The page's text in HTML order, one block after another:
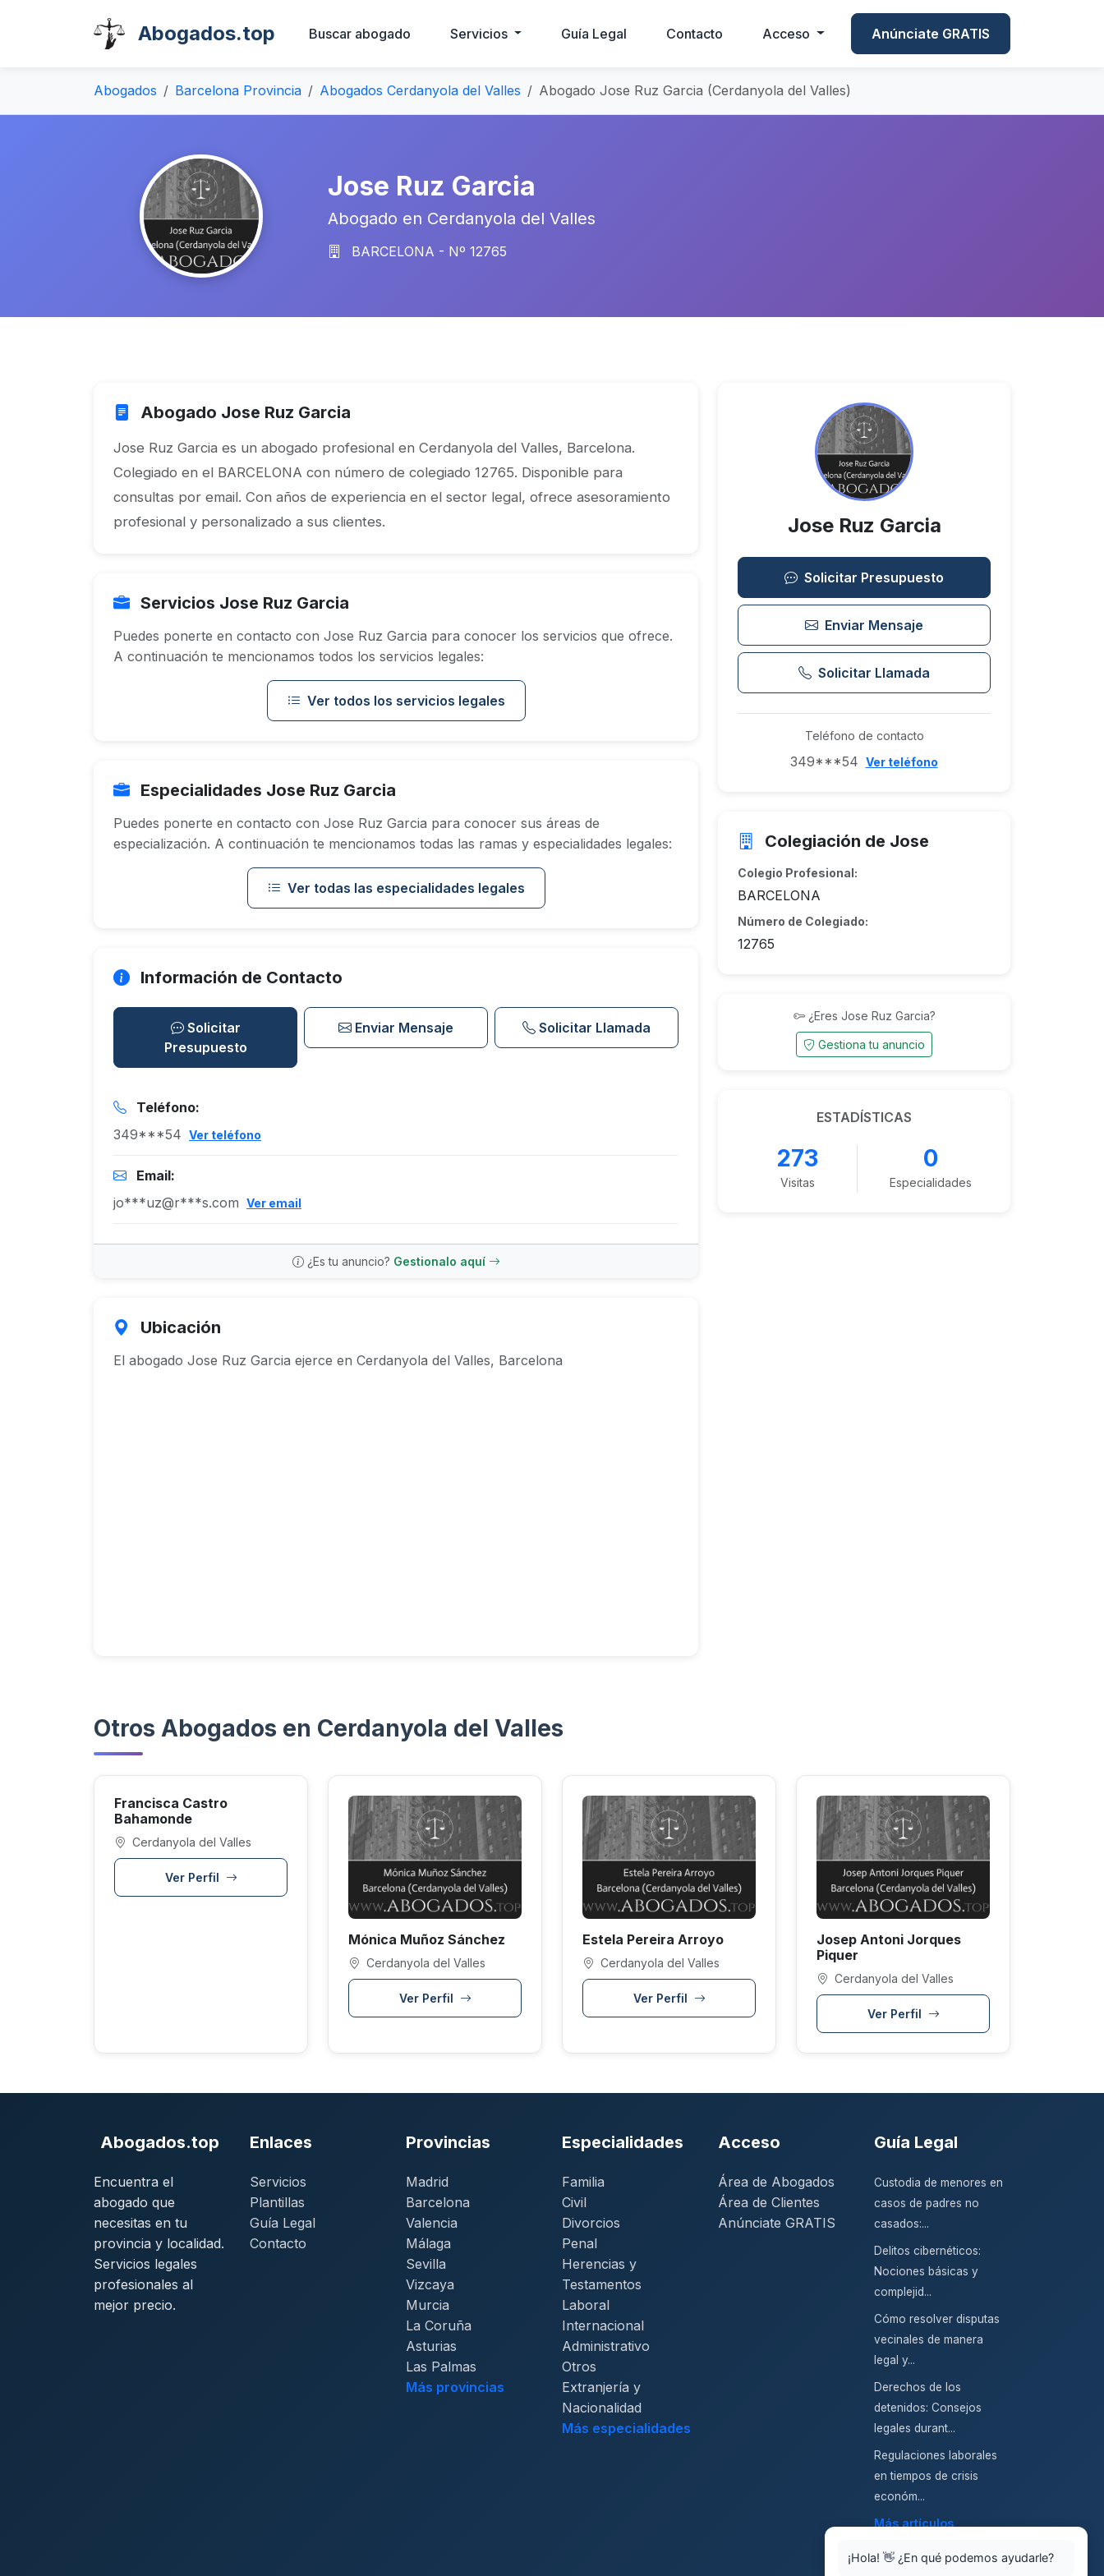
Abogados.top Buscar abogado Servicios Guía Legal Contacto Acceso Anúnciate GRATIS
Abogados Barcelona Provincia Abogados Cerdanyola del Valles Abogado Jose Ruz Garcia (Cerdanyola del Valles)
Jose Ruz Garcia
Abogado en Cerdanyola del Valles
BARCELONA - Nº 12765
Abogado Jose Ruz Garcia
Jose Ruz Garcia es un abogado profesional en Cerdanyola del Valles, Barcelona.
Colegiado en el BARCELONA con número de colegiado 12765. Disponible para
consultas por email. Con años de experiencia en el sector legal, ofrece asesoramiento
profesional y personalizado a sus clientes.
Servicios Jose Ruz Garcia
Puedes ponerte en contacto con Jose Ruz Garcia para conocer los servicios que ofrece.
A continuación te mencionamos todos los servicios legales:
Ver todos los servicios legales
Especialidades Jose Ruz Garcia
Puedes ponerte en contacto con Jose Ruz Garcia para conocer sus áreas de
especialización. A continuación te mencionamos todas las ramas y especialidades legales:
Ver todas las especialidades legales
Información de Contacto
Solicitar
Presupuesto
Enviar Mensaje Solicitar Llamada
Teléfono:
349***54 Ver teléfono
Email:
jo***uz@r***s.com Ver email
¿Es tu anuncio? Gestionalo aquí
Ubicación
El abogado Jose Ruz Garcia ejerce en Cerdanyola del Valles, Barcelona
Jose Ruz Garcia
Solicitar Presupuesto
Enviar Mensaje
Solicitar Llamada
Teléfono de contacto
349***54 Ver teléfono
Colegiación de Jose
Colegio Profesional:
BARCELONA
Número de Colegiado:
12765
¿Eres Jose Ruz Garcia?
Gestiona tu anuncio
ESTADÍSTICAS
273
Visitas
0
Especialidades
Otros Abogados en Cerdanyola del Valles
Francisca Castro
Bahamonde
Cerdanyola del Valles
Ver Perfil
Mónica Muñoz Sánchez
Cerdanyola del Valles
Ver Perfil
Estela Pereira Arroyo
Cerdanyola del Valles
Ver Perfil
Josep Antoni Jorques
Piquer
Cerdanyola del Valles
Ver Perfil
Abogados.top
Encuentra el
abogado que
necesitas en tu
provincia y localidad.
Servicios legales
profesionales al
mejor precio.
Enlaces
Servicios
Plantillas
Guía Legal
Contacto
Provincias
Madrid
Barcelona
Valencia
Málaga
Sevilla
Vizcaya
Murcia
La Coruña
Asturias
Las Palmas
Más provincias
Especialidades
Familia
Civil
Divorcios
Penal
Herencias y
Testamentos
Laboral
Internacional
Administrativo
Otros
Extranjería y
Nacionalidad
Más especialidades
Acceso
Área de Abogados
Área de Clientes
Anúnciate GRATIS
Guía Legal
Custodia de menores en
casos de padres no
casados:...
Delitos cibernéticos:
Nociones básicas y
complejid...
Cómo resolver disputas
vecinales de manera
legal y...
Derechos de los
detenidos: Consejos
legales durant...
Regulaciones laborales
en tiempos de crisis
económ...
Más artículos
¡Hola! 👋 ¿En qué podemos ayudarle?